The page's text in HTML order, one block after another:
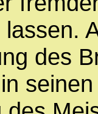
des